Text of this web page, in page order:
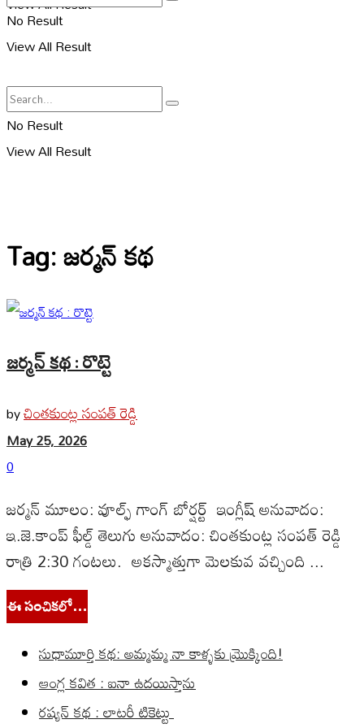
No Result
View All Result
No Result
View All Result
Tag:జర్మన్ కథ
జర్మన్ కథ : రొట్టె
byచింతకుంట్ల సంపత్ రెడ్డి
May 25, 2026
0
జర్మన్ మూలం: వూల్ఫ్ గాంగ్ బోర్షర్ట్ ఇంగ్లీష్ అనువాదం:
ఇ.జె.కాంప్ ఫీల్డ్ తెలుగు అనువాదం: చింతకుంట్ల సంపత్ రెడ్డి
రాత్రి 2:30 గంటలు. అకస్మాత్తుగా మెలకువ వచ్చింది ...
ఈ సంచికలో…
సుధామూర్తి కథ: అమ్మమ్మ నా కాళ్ళకు మ్రొక్కింది!
ఆంగ్ల కవిత : ఐనా ఉదయిస్తాను
రష్యన్ కథ : లాటరీ టికెట్టు